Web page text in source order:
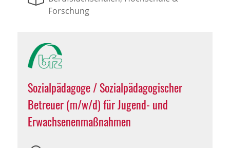
Forschung
Sozialpädagoge / Sozialpädagogischer
Betreuer (m/w/d) für Jugend- und
Erwachsenenmaßnahmen